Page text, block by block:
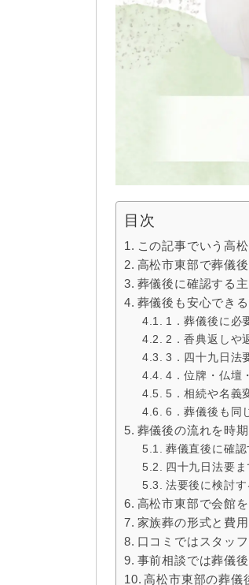
目次
この記事でいう高
高松市東部で葬儀
葬儀後に確認する
葬儀後も安心でき
1．葬儀後に必
2．香典返しや
3．四十九日法
4．位牌・仏壇
5．相続や名義
6．葬儀後も同
葬儀後の流れを時
葬儀直後に確認
四十九日法要
法要後に検討す
高松市東部で会館
家族葬の形式と費
口コミではスタッ
事前相談では葬儀
高松市東部の葬儀